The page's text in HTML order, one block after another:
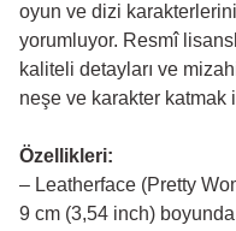
oyun ve dizi
yorumluyor. Resmî
kaliteli detayları ve
neşe ve karakter katmak
Özellikleri:
– Leatherface (Pretty
9 cm (3,54 inch)